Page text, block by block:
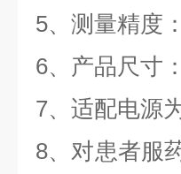
5、测量精度
6、产品尺寸
7、适配电源
8、对患者服